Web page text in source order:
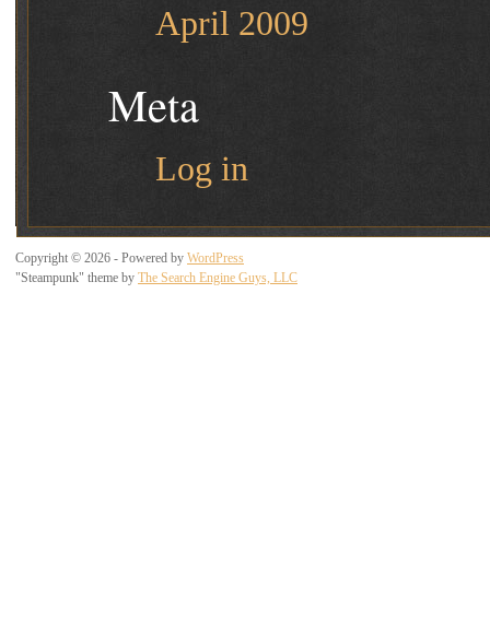
April 2009
Meta
Log in
Copyright © 2026 - Powered by WordPress
"Steampunk" theme by The Search Engine Guys, LLC